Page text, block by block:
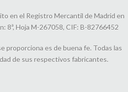
en el Registro Mercantil de Madrid en
8ª, Hoja M-267058, CIF: B-82766452
proporciona es de buena fe. Todas las
de sus respectivos fabricantes.